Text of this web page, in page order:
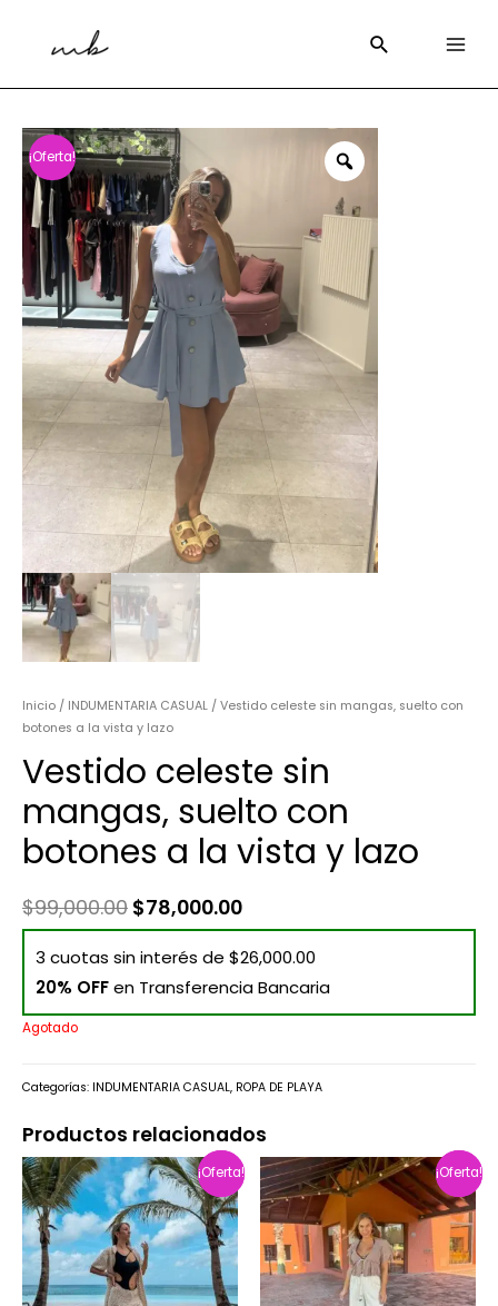
¡Oferta!
Inicio / INDUMENTARIA CASUAL / Vestido celeste sin mangas, suelto con
botones a la vista y lazo
Vestido celeste sin
mangas, suelto con
botones a la vista y lazo
$99,000.00 $78,000.00
3 cuotas sin interés de $26,000.00
20% OFFen Transferencia Bancaria
Agotado
Categorías: INDUMENTARIA CASUAL, ROPA DE PLAYA
Productos relacionados
¡Oferta!
¡Oferta! ¡Oferta!
¡Oferta!